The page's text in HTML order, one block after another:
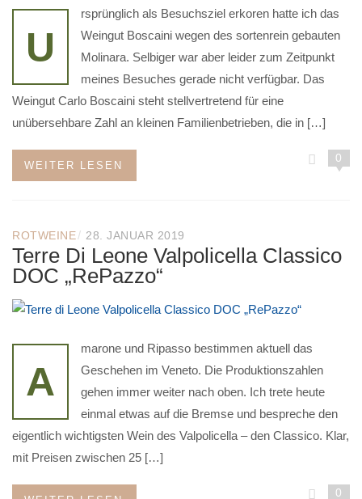
U
rsprünglich als Besuchsziel erkoren hatte ich das
Weingut Boscaini wegen des sortenrein gebauten
Molinara. Selbiger war aber leider zum Zeitpunkt
meines Besuches gerade nicht verfügbar. Das
Weingut Carlo Boscaini steht stellvertretend für eine
unübersehbare Zahl an kleinen Familienbetrieben, die in […]
WEITER LESEN
0
ROTWEINE/ 28. JANUAR 2019
Terre Di Leone Valpolicella Classico
DOC „RePazzo“
A
marone und Ripasso bestimmen aktuell das
Geschehen im Veneto. Die Produktionszahlen
gehen immer weiter nach oben. Ich trete heute
einmal etwas auf die Bremse und bespreche den
eigentlich wichtigsten Wein des Valpolicella – den Classico. Klar,
mit Preisen zwischen 25 […]
0